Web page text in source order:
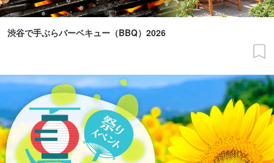
渋谷で手ぶらバーベキュー（BBQ）2026